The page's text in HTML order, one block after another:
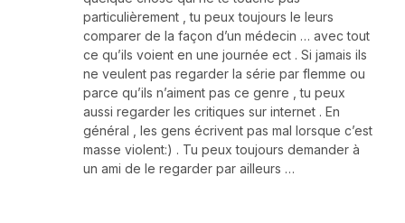
particulièrement , tu peux toujours le leurs
comparer de la façon d’un médecin … avec tout
ce qu’ils voient en une journée ect . Si jamais ils
ne veulent pas regarder la série par flemme ou
parce qu’ils n’aiment pas ce genre , tu peux
aussi regarder les critiques sur internet . En
général , les gens écrivent pas mal lorsque c’est
masse violent:) . Tu peux toujours demander à
un ami de le regarder par ailleurs …